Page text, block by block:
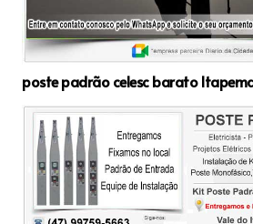
poste padrão celesc barato